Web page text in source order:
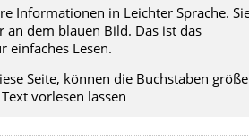
Informationen in Leichter Sprache.
an dem blauen Bild. Das ist das
einfaches Lesen.
Seite, können die Buchstaben
vorlesen lassen